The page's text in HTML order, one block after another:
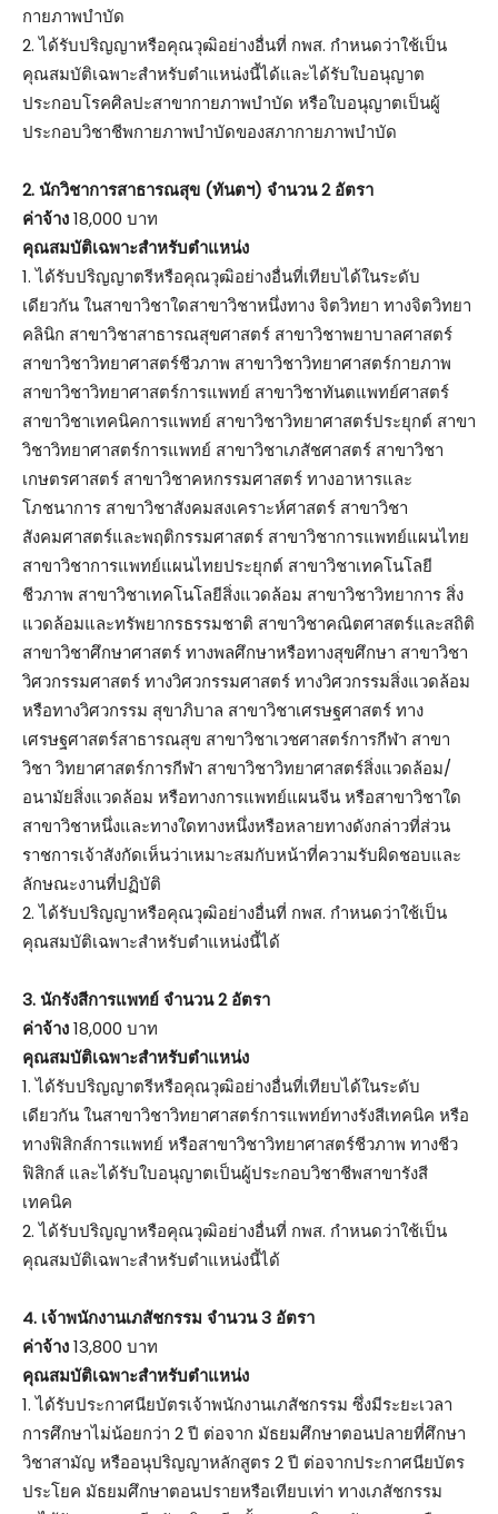
กายภาพบำบัด
2. ได้รับปริญญาหรือคุณวุฒิอย่างอื่นที่ กพส. กำหนดว่าใช้เป็น
คุณสมบัติเฉพาะสำหรับตำแหน่งนี้ได้และได้รับใบอนุญาต
ประกอบโรคศิลปะสาขากายภาพบำบัด หรือใบอนุญาตเป็นผู้
ประกอบวิชาชีพกายภาพบำบัดของสภากายภาพบำบัด
2. นักวิชาการสาธารณสุข (ทันตฯ) จำนวน 2 อัตรา
ค่าจ้าง18,000 บาท
คุณสมบัติเฉพาะสำหรับตำแหน่ง
1. ได้รับปริญญาตรีหรือคุณวุฒิอย่างอื่นที่เทียบได้ในระดับ
เดียวกัน ในสาขาวิชาใดสาขาวิชาหนึ่งทาง จิตวิทยา ทางจิตวิทยา
คลินิก สาขาวิชาสาธารณสุขศาสตร์ สาขาวิชาพยาบาลศาสตร์
สาขาวิชาวิทยาศาสตร์ชีวภาพ สาขาวิชาวิทยาศาสตร์กายภาพ
สาขาวิชาวิทยาศาสตร์การแพทย์ สาขาวิชาทันตแพทย์ศาสตร์
สาขาวิชาเทคนิคการแพทย์ สาขาวิชาวิทยาศาสตร์ประยุกต์ สาขา
วิชาวิทยาศาสตร์การแพทย์ สาขาวิชาเภสัชศาสตร์ สาขาวิชา
เกษตรศาสตร์ สาขาวิชาคหกรรมศาสตร์ ทางอาหารและ
โภชนาการ สาขาวิชาสังคมสงเคราะห์ศาสตร์ สาขาวิชา
สังคมศาสตร์และพฤติกรรมศาสตร์ สาขาวิชาการแพทย์แผนไทย
สาขาวิชาการแพทย์แผนไทยประยุกต์ สาขาวิชาเทคโนโลยี
ชีวภาพ สาขาวิชาเทคโนโลยีสิ่งแวดล้อม สาขาวิชาวิทยาการ สิ่ง
แวดล้อมและทรัพยากรธรรมชาติ สาขาวิชาคณิตศาสตร์และสถิติ
สาขาวิชาศึกษาศาสตร์ ทางพลศึกษาหรือทางสุขศึกษา สาขาวิชา
วิศวกรรมศาสตร์ ทางวิศวกรรมศาสตร์ ทางวิศวกรรมสิ่งแวดล้อม
หรือทางวิศวกรรม สุขาภิบาล สาขาวิชาเศรษฐศาสตร์ ทาง
เศรษฐศาสตร์สาธารณสุข สาขาวิชาเวชศาสตร์การกีฬา สาขา
วิชา วิทยาศาสตร์การกีฬา สาขาวิชาวิทยาศาสตร์สิ่งแวดล้อม/
อนามัยสิ่งแวดล้อม หรือทางการแพทย์แผนจีน หรือสาขาวิชาใด
สาขาวิชาหนึ่งและทางใดทางหนึ่งหรือหลายทางดังกล่าวที่ส่วน
ราชการเจ้าสังกัดเห็นว่าเหมาะสมกับหน้าที่ความรับผิดชอบและ
ลักษณะงานที่ปฏิบัติ
2. ได้รับปริญญาหรือคุณวุฒิอย่างอื่นที่ กพส. กำหนดว่าใช้เป็น
คุณสมบัติเฉพาะสำหรับตำแหน่งนี้ได้
3. นักรังสีการแพทย์ จำนวน 2 อัตรา
ค่าจ้าง18,000 บาท
คุณสมบัติเฉพาะสำหรับตำแหน่ง
1. ได้รับปริญญาตรีหรือคุณวุฒิอย่างอื่นที่เทียบได้ในระดับ
เดียวกัน ในสาขาวิชาวิทยาศาสตร์การแพทย์ทางรังสีเทคนิค หรือ
ทางฟิสิกส์การแพทย์ หรือสาขาวิชาวิทยาศาสตร์ชีวภาพ ทางชีว
ฟิสิกส์ และได้รับใบอนุญาตเป็นผู้ประกอบวิชาชีพสาขารังสี
เทคนิค
2. ได้รับปริญญาหรือคุณวุฒิอย่างอื่นที่ กพส. กำหนดว่าใช้เป็น
คุณสมบัติเฉพาะสำหรับตำแหน่งนี้ได้
4. เจ้าพนักงานเภสัชกรรม จำนวน 3 อัตรา
ค่าจ้าง13,800 บาท
คุณสมบัติเฉพาะสำหรับตำแหน่ง
1. ได้รับประกาศนียบัตรเจ้าพนักงานเภสัชกรรม ซึ่งมีระยะเวลา
การศึกษาไม่น้อยกว่า 2 ปี ต่อจาก มัธยมศึกษาตอนปลายที่ศึกษา
วิชาสามัญ หรืออนุปริญญาหลักสูตร 2 ปี ต่อจากประกาศนียบัตร
ประโยค มัธยมศึกษาตอนปรายหรือเทียบเท่า ทางเภสัชกรรม